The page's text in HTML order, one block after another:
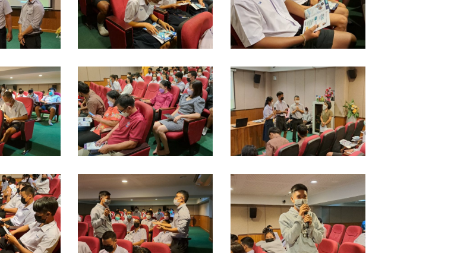
3-
65_๒๒๑๑๐๔_2
3-
11-
65_๒๒๑๑๐๔_3
ข้าม
พิทยา
รร.สวน
ป่า
ชะ
อางค์
3-
11-
65_๒๒๑๑๐๔_6
ข้าม
พิทยา
รร.สวน
ป่า
3-
11-
65_๒๒๑๑๐๔_7
LINE_ALBUM_แนะแนว
รร.ท่า
ข้าม
พิทยา
รร.สวน
ป่า
อางค์
3-
11-
65_๒๒๑๑๐๔_10
LINE_ALBUM_แนะแนว
ข้าม
พิทยา
ป่า
อางค์
3-
11-
65_๒๒๑๑๐๔_11
LINE_ALBUM_แนะแนว
รร.ท่า
ข้าม
พิทยา
รร.สวน
LINE_ALBUM_แนะแนว
รร.ท่า
ข้าม
พิทยา
รร.สวน